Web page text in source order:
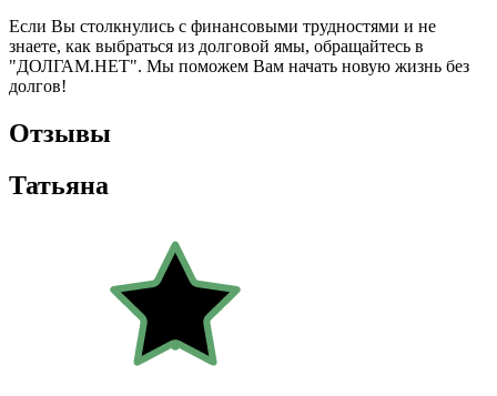
Если Вы столкнулись с финансовыми трудностями и не
знаете, как выбраться из долговой ямы, обращайтесь в
"ДОЛГАМ.НЕТ". Мы поможем Вам начать новую жизнь без
долгов!
Отзывы
Татьяна